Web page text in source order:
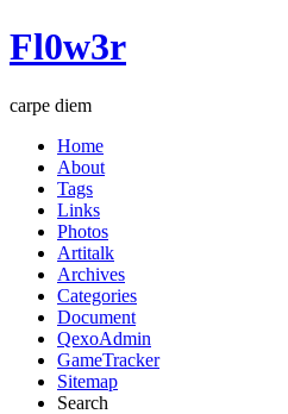
Fl0w3r
carpe diem
Home
About
Tags
Links
Photos
Artitalk
Archives
Categories
Document
QexoAdmin
GameTracker
Sitemap
Search